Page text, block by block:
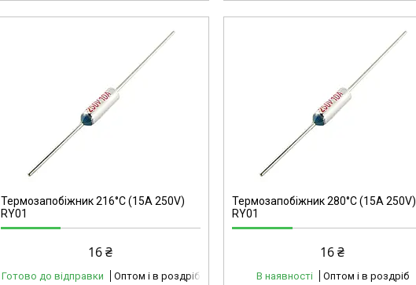
Термозапобіжник 216°C (15А 250V)
RY01
16 ₴
Готово до відправки Оптом і в роздріб
Термозапобіжник 280°C (15А 250V)
RY01
16 ₴
В наявності Оптом і в роздріб